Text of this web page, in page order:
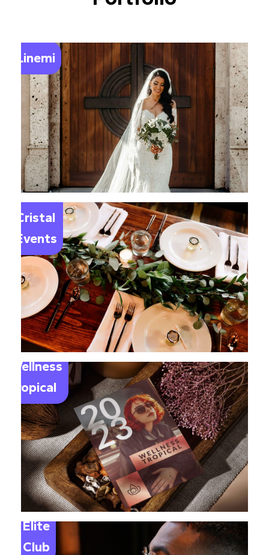
Linemi
Le
Cristal
Events
Wellness
Tropical
Elite
Club